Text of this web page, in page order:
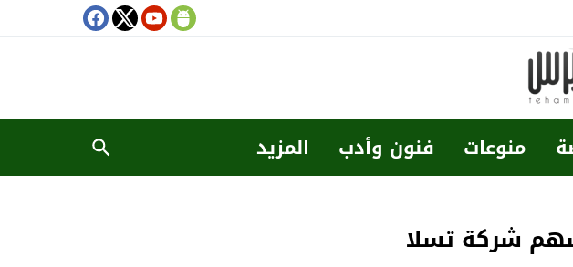
منوعات فنون وأدب المزيد
شركة تسلا